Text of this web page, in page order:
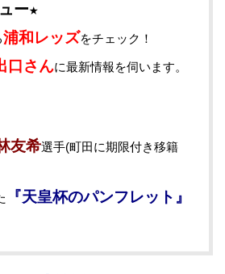
ー★
浦和レッズをチェック！
口さんに最新情報を伺います。
友希選手(町田に期限付き移籍
『天皇杯のパンフレット』